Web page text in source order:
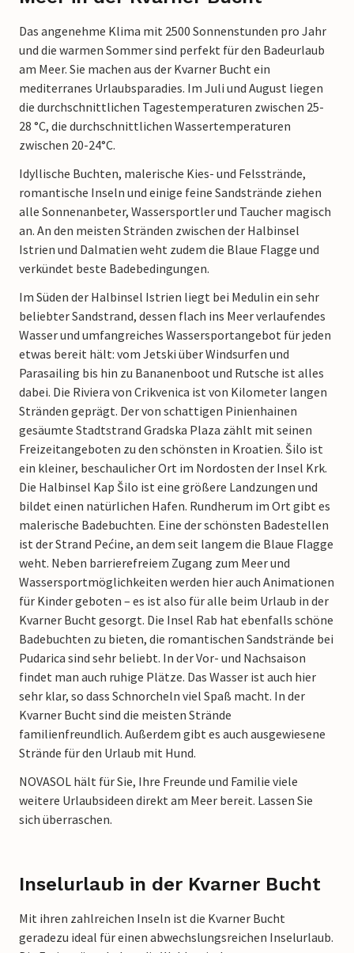
Das angenehme Klima mit 2500 Sonnenstunden pro Jahr
und die warmen Sommer sind perfekt für den Badeurlaub
am Meer. Sie machen aus der Kvarner Bucht ein
mediterranes Urlaubsparadies. Im Juli und August liegen
die durchschnittlichen Tagestemperaturen zwischen 25-
28 °C, die durchschnittlichen Wassertemperaturen
zwischen 20-24°C.
Idyllische Buchten, malerische Kies- und Felsstrände,
romantische Inseln und einige feine Sandstrände ziehen
alle Sonnenanbeter, Wassersportler und Taucher magisch
an. An den meisten Stränden zwischen der Halbinsel
Istrien und Dalmatien weht zudem die Blaue Flagge und
verkündet beste Badebedingungen.
Im Süden der Halbinsel Istrien liegt bei Medulin ein sehr
beliebter Sandstrand, dessen flach ins Meer verlaufendes
Wasser und umfangreiches Wassersportangebot für jeden
etwas bereit hält: vom Jetski über Windsurfen und
Parasailing bis hin zu Bananenboot und Rutsche ist alles
dabei. Die Riviera von Crikvenica ist von Kilometer langen
Stränden geprägt. Der von schattigen Pinienhainen
gesäumte Stadtstrand Gradska Plaza zählt mit seinen
Freizeitangeboten zu den schönsten in Kroatien. Šilo ist
ein kleiner, beschaulicher Ort im Nordosten der Insel Krk.
Die Halbinsel Kap Šilo ist eine größere Landzungen und
bildet einen natürlichen Hafen. Rundherum im Ort gibt es
malerische Badebuchten. Eine der schönsten Badestellen
ist der Strand Pećine, an dem seit langem die Blaue Flagge
weht. Neben barrierefreiem Zugang zum Meer und
Wassersportmöglichkeiten werden hier auch Animationen
für Kinder geboten – es ist also für alle beim Urlaub in der
Kvarner Bucht gesorgt. Die Insel Rab hat ebenfalls schöne
Badebuchten zu bieten, die romantischen Sandstrände bei
Pudarica sind sehr beliebt. In der Vor- und Nachsaison
findet man auch ruhige Plätze. Das Wasser ist auch hier
sehr klar, so dass Schnorcheln viel Spaß macht. In der
Kvarner Bucht sind die meisten Strände
familienfreundlich. Außerdem gibt es auch ausgewiesene
Strände für den Urlaub mit Hund.
NOVASOL hält für Sie, Ihre Freunde und Familie viele
weitere Urlaubsideen direkt am Meer bereit. Lassen Sie
sich überraschen.
Inselurlaub in der Kvarner Bucht
Mit ihren zahlreichen Inseln ist die Kvarner Bucht
geradezu ideal für einen abwechslungsreichen Inselurlaub.